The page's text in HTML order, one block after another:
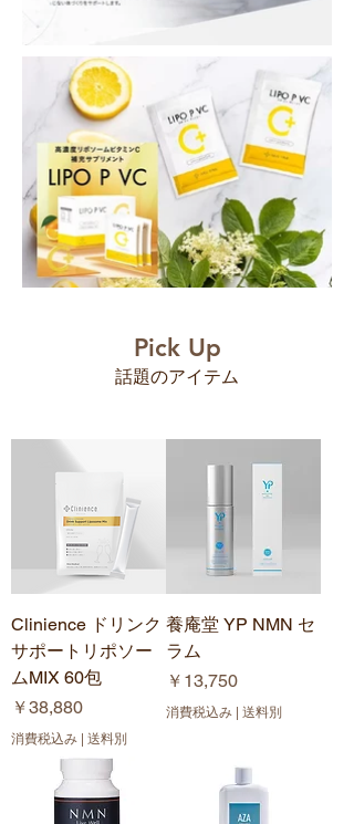
Pick Up
​話題のアイテム​
Clinience ドリンク
サポートリポソー
ムMIX 60包
価格
￥38,880
消費税込み | 送料別
養庵堂 YP NMN セ
ラム
価格
￥13,750
消費税込み | 送料別